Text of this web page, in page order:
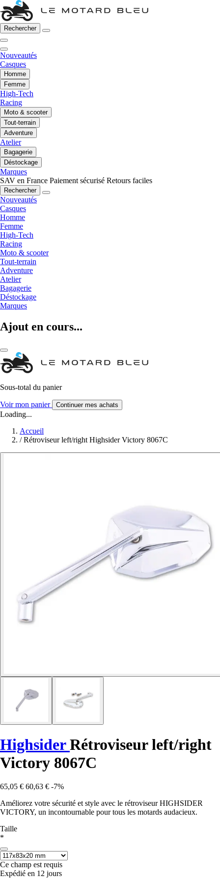
Rechercher
Nouveautés
Casques
Homme
Femme
High-Tech
Racing
Moto & scooter
Tout-terrain
Adventure
Atelier
Bagagerie
Déstockage
Marques
SAV en France Paiement sécurisé Retours faciles
Rechercher
Nouveautés
Casques
Homme
Femme
High-Tech
Racing
Moto & scooter
Tout-terrain
Adventure
Atelier
Bagagerie
Déstockage
Marques
Ajout en cours...
Sous-total du panier
Voir mon panier Continuer mes achats
Loading...
Accueil
/ Rétroviseur left/right Highsider Victory 8067C
HighsiderRétroviseur left/right
Victory 8067C
65,05 € 60,63 € -7%
Améliorez votre sécurité et style avec le rétroviseur HIGHSIDER
VICTORY, un incontournable pour tous les motards audacieux.
Taille
*
Ce champ est requis
Expédié en 12 jours